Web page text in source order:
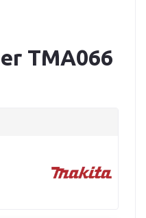
TMA066